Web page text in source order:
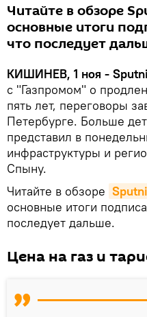
Читайте в обзоре
основные итоги
что последует
КИШИНЕВ, 1 ноя -
с "Газпромом" о
пять лет, переговоры
Петербурге. Больше
представил в
инфраструктуры и
Спыну.
Читайте в обзоре
основные итоги
последует дальше.
Цена на газ и